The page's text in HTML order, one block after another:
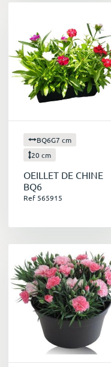
BQ6G7 cm
20 cm
OEILLET DE CHINE
BQ6
Ref 565915